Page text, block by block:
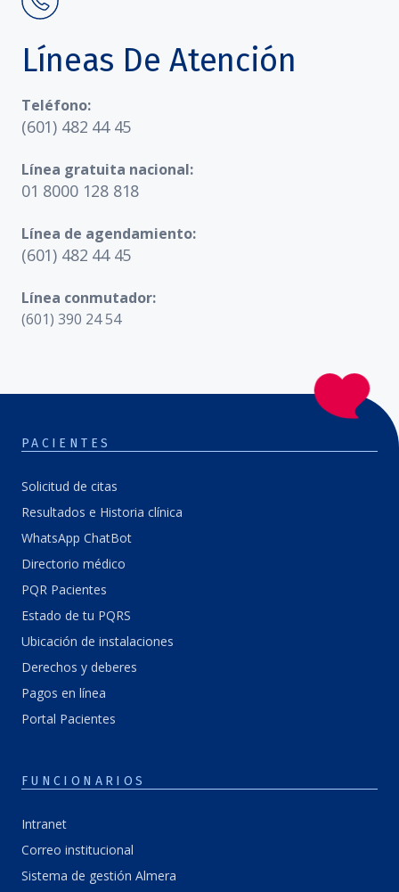
Líneas De Atención
Teléfono:
(601) 482 44 45
Línea gratuita nacional:
01 8000 128 818
Línea de agendamiento:
(601) 482 44 45
Línea conmutador:
(601) 390 24 54
PACIENTES
Solicitud de citas
Resultados e Historia clínica
WhatsApp ChatBot
Directorio médico
PQR Pacientes
Estado de tu PQRS
Ubicación de instalaciones
Derechos y deberes
Pagos en línea
Portal Pacientes
FUNCIONARIOS
Intranet
Correo institucional
Sistema de gestión Almera